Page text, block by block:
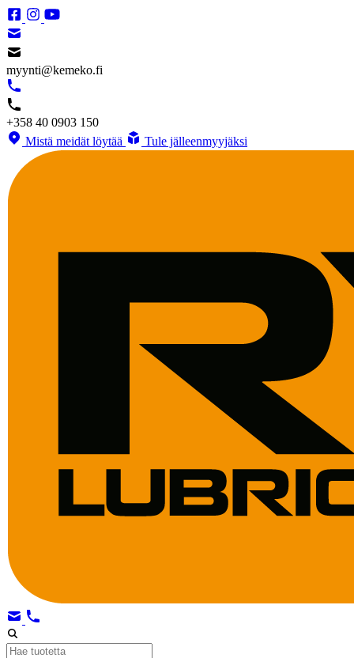
myynti@kemeko.fi
+358 40 0903 150
Mistä meidät löytää
Tule jälleenmyyjäksi